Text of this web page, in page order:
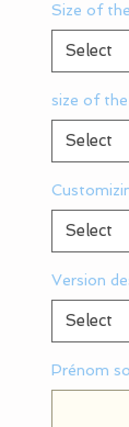
Size of
size of
Version
Prénom